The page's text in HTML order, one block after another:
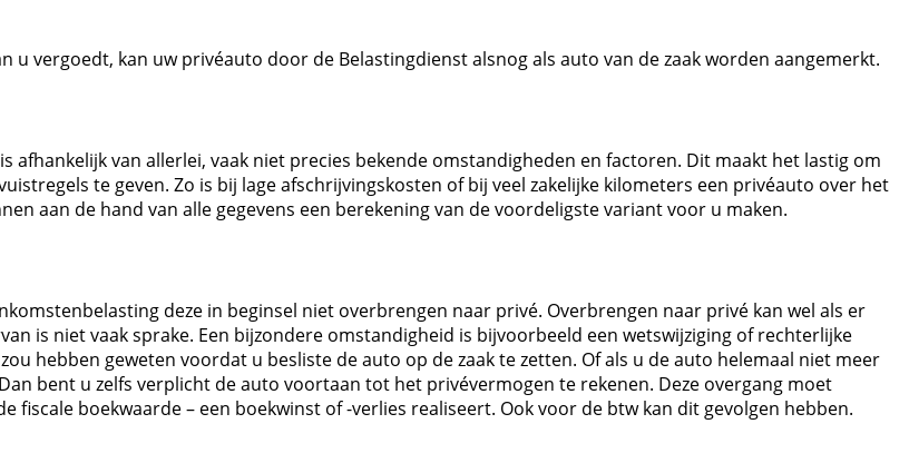
u vergoedt, kan uw privéauto door de Belastingdienst alsnog als auto van de zaak worden aangemerkt.
afhankelijk van allerlei, vaak niet precies bekende omstandigheden en factoren. Dit maakt het lastig om
te geven. Zo is bij lage afschrijvingskosten of bij veel zakelijke kilometers een privéauto over het
aan de hand van alle gegevens een berekening van de voordeligste variant voor u maken.
deze in beginsel niet overbrengen naar privé. Overbrengen naar privé kan wel als er
is niet vaak sprake. Een bijzondere omstandigheid is bijvoorbeeld een wetswijziging of rechterlijke
hebben geweten voordat u besliste de auto op de zaak te zetten. Of als u de auto helemaal niet meer
bent u zelfs verplicht de auto voortaan tot het privévermogen te rekenen. Deze overgang moet
fiscale boekwaarde – een boekwinst of -verlies realiseert. Ook voor de btw kan dit gevolgen hebben.